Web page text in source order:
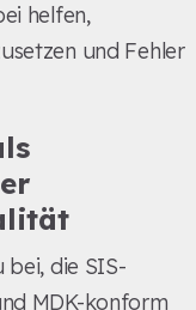
helfen,
und Fehler
bei, die SIS-
MDK-konform